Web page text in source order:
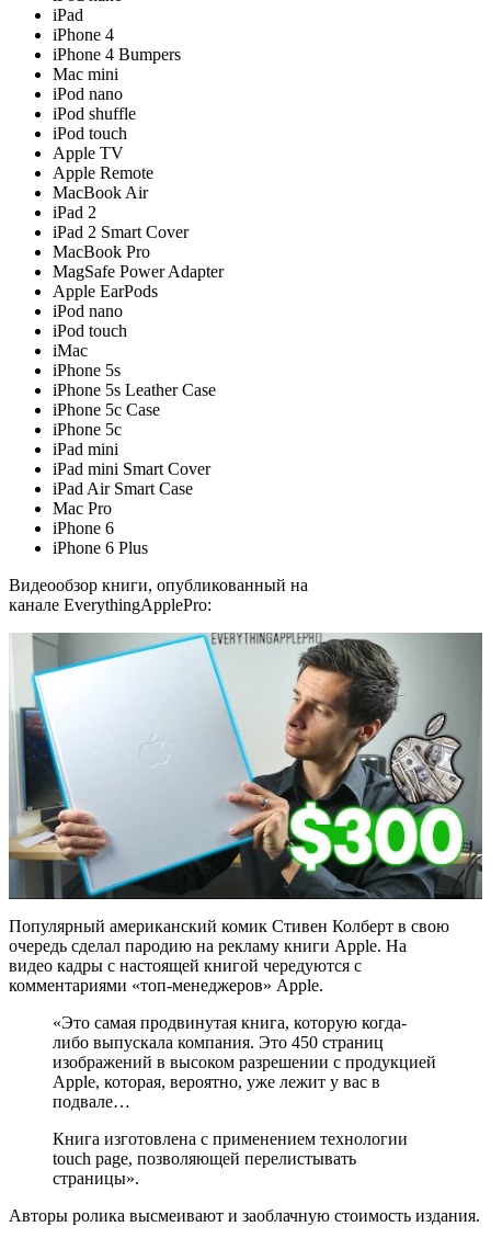
iPad
iPhone 4
iPhone 4 Bumpers
Mac mini
iPod nano
iPod shuffle
iPod touch
Apple TV
Apple Remote
MacBook Air
iPad 2
iPad 2 Smart Cover
MacBook Pro
MagSafe Power Adapter
Apple EarPods
iPod nano
iPod touch
iMac
iPhone 5s
iPhone 5s Leather Case
iPhone 5c Case
iPhone 5c
iPad mini
iPad mini Smart Cover
iPad Air Smart Case
Mac Pro
iPhone 6
iPhone 6 Plus
Видеообзор книги, опубликованный на
канале EverythingApplePro:
Популярный американский комик Стивен Колберт в свою
очередь сделал пародию на рекламу книги Apple. На
видео кадры с настоящей книгой чередуются с
комментариями «топ-менеджеров» Apple.
«Это самая продвинутая книга, которую когда-
либо выпускала компания. Это 450 страниц
изображений в высоком разрешении с продукцией
Apple, которая, вероятно, уже лежит у вас в
подвале…
Книга изготовлена с применением технологии
touch page, позволяющей перелистывать
страницы».
Авторы ролика высмеивают и заоблачную стоимость издания.